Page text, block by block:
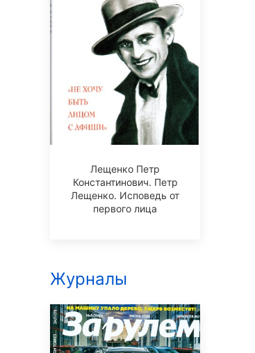
Лещенко Петр
Константинович. Петр
Лещенко. Исповедь от
первого лица
Журналы